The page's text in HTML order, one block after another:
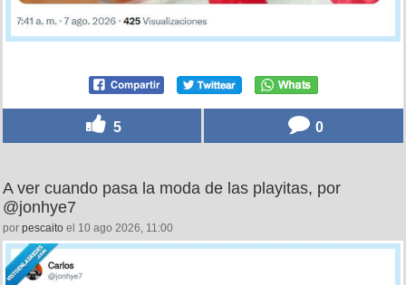
5 0
A ver cuando pasa la moda de las playitas, por
@jonhye7
por pescaito el 10 ago 2026, 11:00